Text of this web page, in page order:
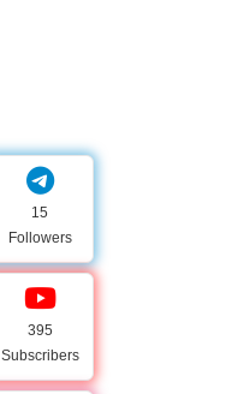
15
Followers
395
Subscribers